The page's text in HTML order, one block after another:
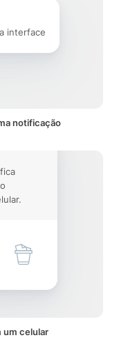
interface
notificação
um celular